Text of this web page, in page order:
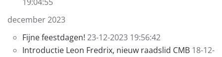
december 2023
Fijne feestdagen! 23-12-2023 19:56:42
Introductie Leon Fredrix, nieuw raadslid CMB 18-12-